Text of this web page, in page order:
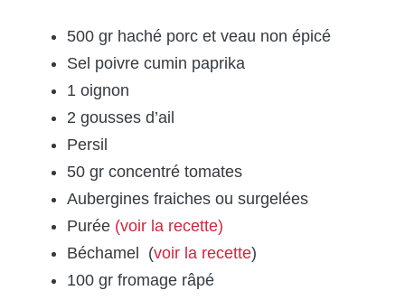
500 gr haché porc et veau non épicé
Sel poivre cumin paprika
1 oignon
2 gousses d’ail
Persil
50 gr concentré tomates
Aubergines fraiches ou surgelées
Purée (voir la recette)
Béchamel (voir la recette)
100 gr fromage râpé